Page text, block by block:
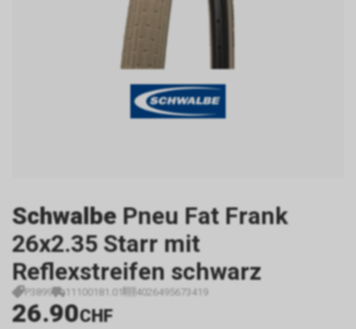
Schwalbe Pneu Fat Frank
26x2.35 Starr mit
Reflexstreifen schwarz
P3899 11100181.01 4026495673419
26.90CHF